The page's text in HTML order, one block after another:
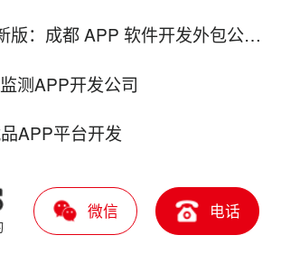
都 APP 软件开发外包公司排行数据正式出炉
测APP开发公司
APP平台开发
商APP定制开发
城APP开发公司
微信 电话